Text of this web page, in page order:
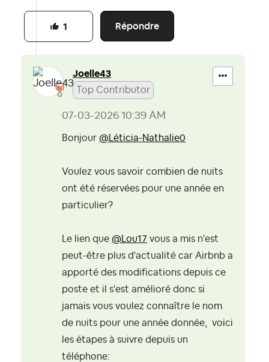
Répondre
1
Joelle43
Top Contributor
‎07-03-2026 10:39 AM
Bonjour @Léticia-Nathalie0
Voulez vous savoir combien de nuits
ont été réservées pour une année en
particulier?
Le lien que @Lou17 vous a mis n'est
peut-être plus d'actualité car Airbnb a
apporté des modifications depuis ce
poste et il s'est amélioré donc si
jamais vous voulez connaître le nom
de nuits pour une année donnée, voici
les étapes à suivre depuis un
téléphone: